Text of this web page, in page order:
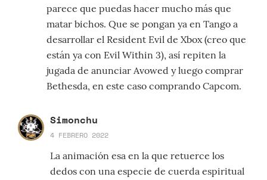
parece que puedas hacer mucho más que
matar bichos. Que se pongan ya en Tango a
desarrollar el Resident Evil de Xbox (creo que
están ya con Evil Within 3), así repiten la
jugada de anunciar Avowed y luego comprar
Bethesda, en este caso comprando Capcom.
Simonchu
4 FEBRERO 2022
La animación esa en la que retuerce los
dedos con una especie de cuerda espiritual